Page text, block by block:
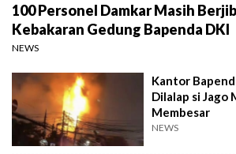
100 Personel Damkar Masih
Kebakaran Gedung Bapenda DKI
NEWS
Kantor
Dilalap si Jago
Membesar
NEWS